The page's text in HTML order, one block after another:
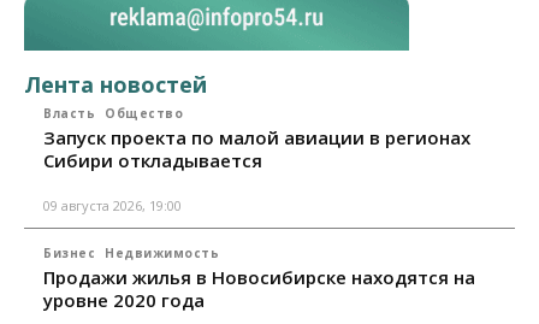
Лента новостей
Власть Общество
Запуск проекта по малой авиации в регионах
Сибири откладывается
09 августа 2026, 19:00
Бизнес Недвижимость
Продажи жилья в Новосибирске находятся на
уровне 2020 года